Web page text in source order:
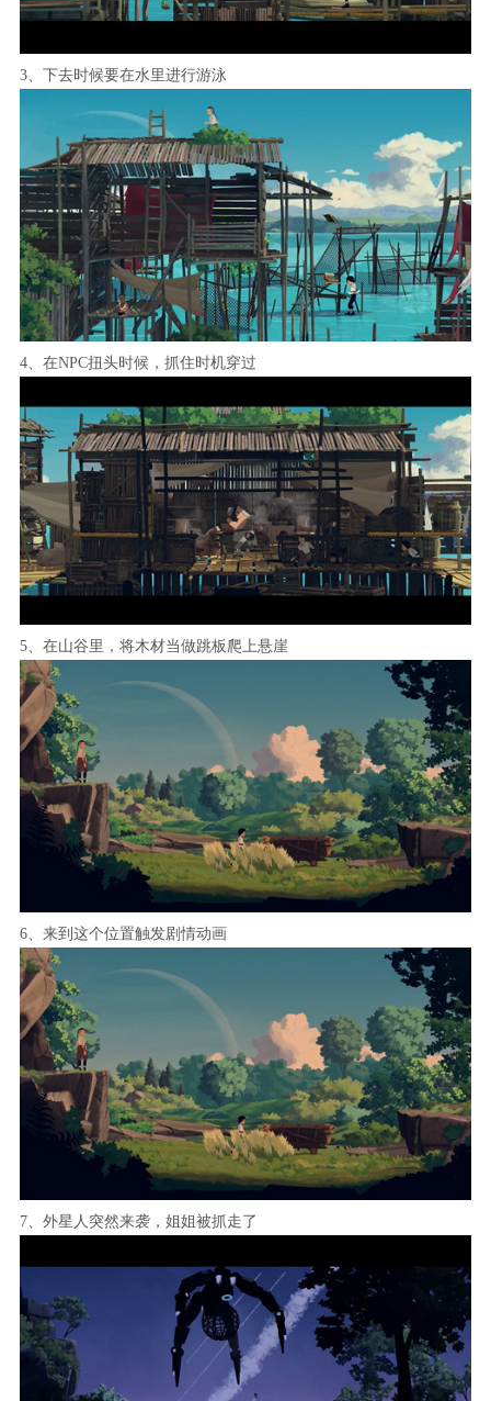
3、下去时候要在水里进行游泳
4、在NPC扭头时候，抓住时机穿过
5、在山谷里，将木材当做跳板爬上悬崖
6、来到这个位置触发剧情动画
7、外星人突然来袭，姐姐被抓走了